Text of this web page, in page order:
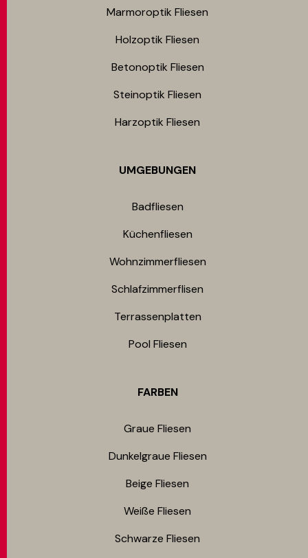
Marmoroptik Fliesen
Holzoptik Fliesen
Betonoptik Fliesen
Steinoptik Fliesen
Harzoptik Fliesen
UMGEBUNGEN
Badfliesen
Küchenfliesen
Wohnzimmerfliesen
Schlafzimmerflisen
Terrassenplatten
Pool Fliesen
FARBEN
Graue Fliesen
Dunkelgraue Fliesen
Beige Fliesen
Weiße Fliesen
Schwarze Fliesen